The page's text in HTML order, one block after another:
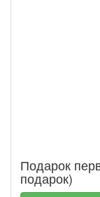
Подарок
подарок)